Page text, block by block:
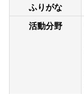
ふりがな
活動分野